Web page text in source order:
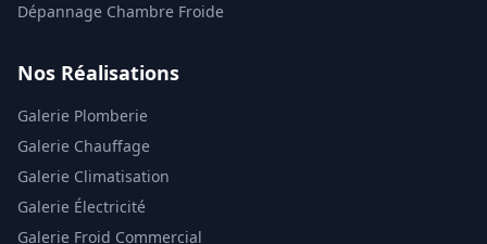
Dépannage Chambre Froide
Nos Réalisations
Galerie Plomberie
Galerie Chauffage
Galerie Climatisation
Galerie Électricité
Galerie Froid Commercial